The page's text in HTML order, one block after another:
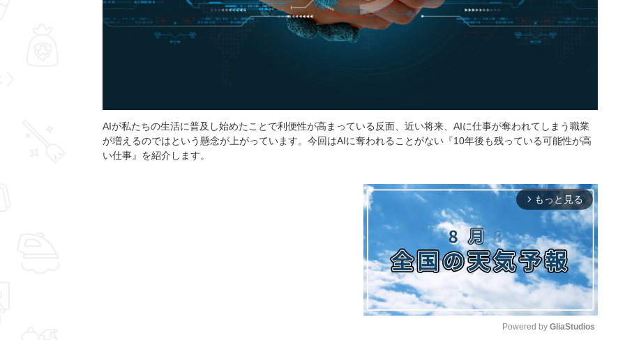
AIが私たちの生活に普及し始めたことで利便性が高まっている反面、近い将来、AIに仕事が奪われてしまう職業
が増えるのではという懸念が上がっています。今回はAIに奪われることがない『10年後も残っている可能性が高
い仕事』を紹介します。
arrow_forward_ios もっと見る
Powered by GliaStudios